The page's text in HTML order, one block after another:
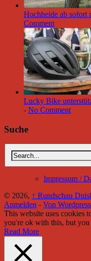
Hochheide ab sofort
Comment
Lucky Bike
- No Comment
Suche
Impressum /
© 2026, ↑ Rundschau
Anmelden - Von Wordpress
This website uses cookies
you're ok with this, but
Read More